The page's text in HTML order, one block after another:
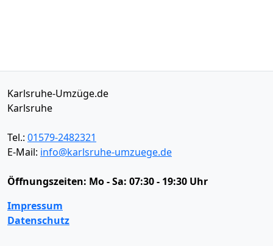
Karlsruhe-Umzüge.de
Karlsruhe
Tel.: 01579-2482321
E-Mail: info@karlsruhe-umzuege.de
Öffnungszeiten: Mo - Sa: 07:30 - 19:30 Uhr
Impressum
Datenschutz